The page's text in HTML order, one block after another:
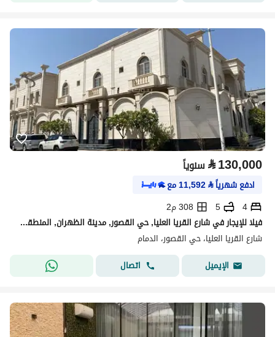
⃁130,000 سنوياً
ادفع شهرياً⃁
11,592مع
4
5
308 م2
فيلا للإيجار في شارع القريا العليا, حي القصور, مدينة الظهران, المنطقة الشرقية
شارع القريا العليا، حي القصور، الدمام
الإيميل
اتصال